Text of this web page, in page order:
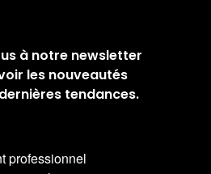
à notre newsletter
les nouveautés
tendances.
professionnel